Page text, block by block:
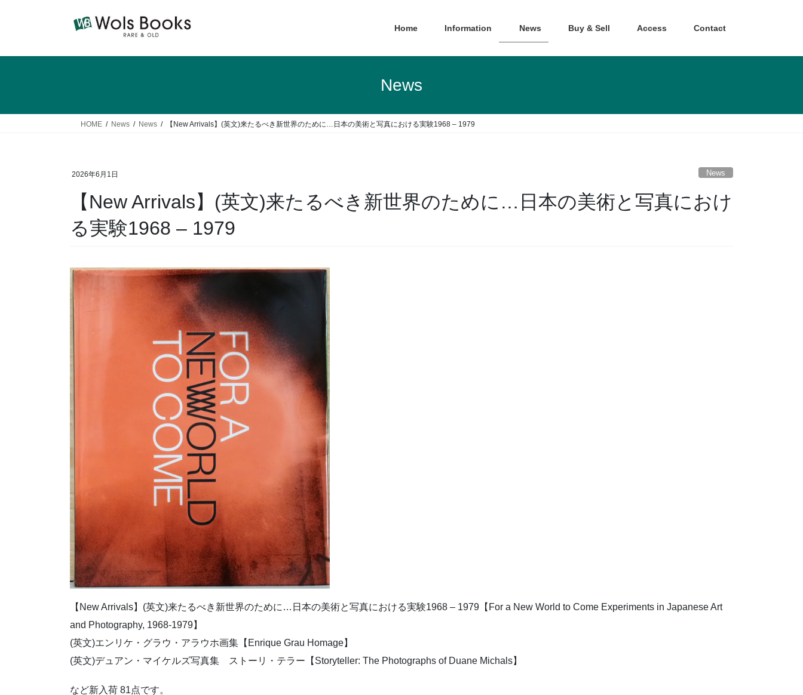
Home Information News Buy & Sell Access Contact
News
HOME News News 【New Arrivals】(英文)来たるべき新世界のために…日本の美術と写真における実験1968 – 1979
2026年6月1日 News
【New Arrivals】(英文)来たるべき新世界のために…日本の美術と写真におけ
る実験1968 – 1979
【New Arrivals】(英文)来たるべき新世界のために…日本の美術と写真における実験1968 – 1979【For a New World to Come Experiments in Japanese Art
and Photography, 1968-1979】
(英文)エンリケ・グラウ・アラウホ画集【Enrique Grau Homage】
(英文)デュアン・マイケルズ写真集 ストーリ・テラー【Storyteller: The Photographs of Duane Michals】
など新入荷 81点です。